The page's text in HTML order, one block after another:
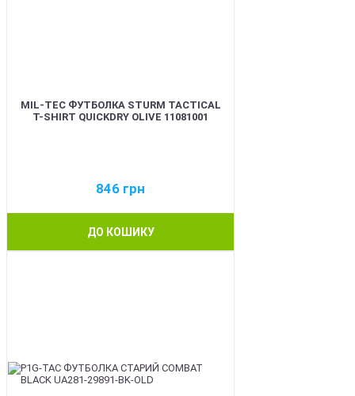
MIL-TEC ФУТБОЛКА STURM TACTICAL
T-SHIRT QUICKDRY OLIVE 11081001
846 грн
ДО КОШИКУ